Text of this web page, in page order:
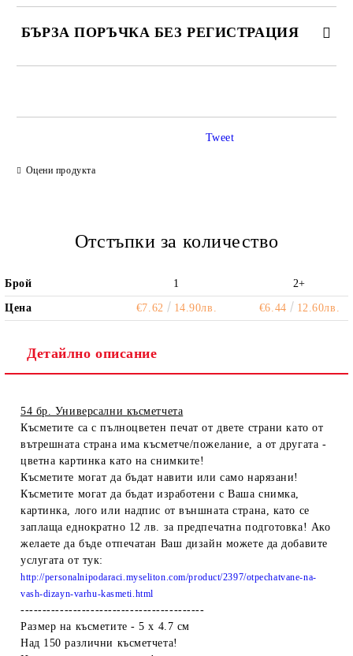
БЪРЗА ПОРЪЧКА БЕЗ РЕГИСТРАЦИЯ
Оцени продукта
Tweet
Отстъпки за количество
Брой 1 2+
Цена €7.62 14.90лв. €6.44 12.60лв.
Детайлно описание
54 бр. Универсални късметчета
Късметите са с пълноцветен печат от двете страни като от
вътрешната страна има късметче/пожелание, а от другата -
цветна картинка като на снимките!
Късметите могат да бъдат навити или само нарязани!
Късметите могат да бъдат изработени с Ваша снимка,
картинка, лого или надпис от външната страна, като се
заплаща еднократно 12 лв. за предпечатна подготовка! Ако
желаете да бъде отпечатан Ваш дизайн можете да добавите
услугата от тук:
http://personalnipodaraci.myseliton.com/product/2397/otpechatvane-na-
vash-dizayn-varhu-kasmeti.html
------------------------------------------
Размер на късметите - 5 х 4.7 см
Над 150 различни късметчета!